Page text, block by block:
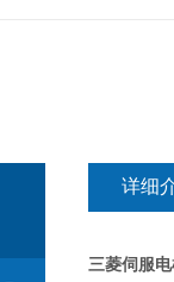
详细
三菱伺服